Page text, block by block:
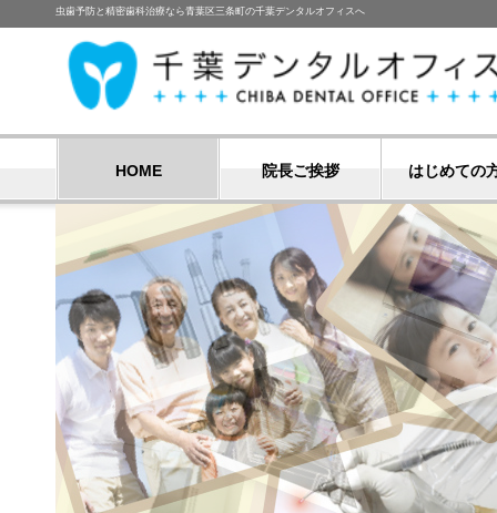
虫歯予防と精密歯科治療なら青葉区三条町の千葉デンタルオフィスへ
HOME 院長ご挨拶 はじめての